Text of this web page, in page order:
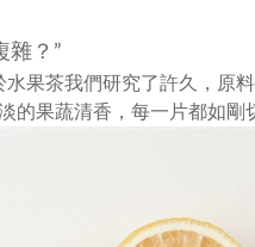
雜？”
果茶我們研究了許久，原
的果蔬清香，每一片都如剛